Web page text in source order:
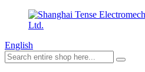
English